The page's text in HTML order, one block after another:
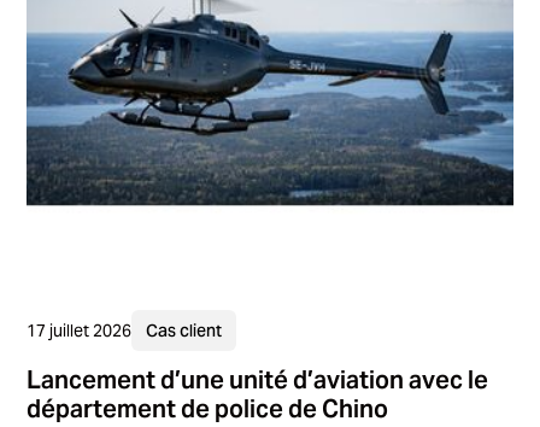
17 juillet 2026 Cas client
Lancement d’une unité d’aviation avec le
département de police de Chino